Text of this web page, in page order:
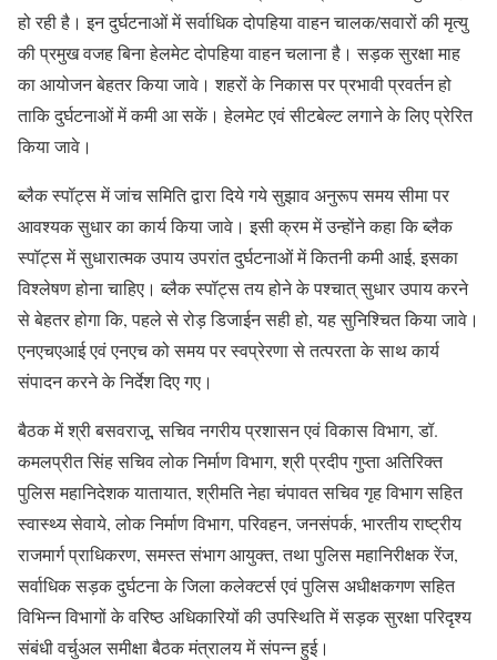
हो रही है। इन दुर्घटनाओं में सर्वाधिक दोपहिया वाहन चालक/सवारों की मृत्यु
की प्रमुख वजह बिना हेलमेट दोपहिया वाहन चलाना है। सड़क सुरक्षा माह
का आयोजन बेहतर किया जावे। शहरों के निकास पर प्रभावी प्रवर्तन हो
ताकि दुर्घटनाओं में कमी आ सकें। हेलमेट एवं सीटबेल्ट लगाने के लिए प्रेरित
किया जावे।
ब्लैक स्पॉट्स में जांच समिति द्वारा दिये गये सुझाव अनुरूप समय सीमा पर
आवश्यक सुधार का कार्य किया जावे। इसी क्रम में उन्होंने कहा कि ब्लैक
स्पॉट्स में सुधारात्मक उपाय उपरांत दुर्घटनाओं में कितनी कमी आई, इसका
विश्लेषण होना चाहिए। ब्लैक स्पॉट्स तय होने के पश्चात् सुधार उपाय करने
से बेहतर होगा कि, पहले से रोड़ डिजाईन सही हो, यह सुनिश्चित किया जावे।
एनएचएआई एवं एनएच को समय पर स्वप्रेरणा से तत्परता के साथ कार्य
संपादन करने के निर्देश दिए गए।
बैठक में श्री बसवराजू, सचिव नगरीय प्रशासन एवं विकास विभाग, डॉ.
कमलप्रीत सिंह सचिव लोक निर्माण विभाग, श्री प्रदीप गुप्ता अतिरिक्त
पुलिस महानिदेशक यातायात, श्रीमति नेहा चंपावत सचिव गृह विभाग सहित
स्वास्थ्य सेवाये, लोक निर्माण विभाग, परिवहन, जनसंपर्क, भारतीय राष्ट्रीय
राजमार्ग प्राधिकरण, समस्त संभाग आयुक्त, तथा पुलिस महानिरीक्षक रेंज,
सर्वाधिक सड़क दुर्घटना के जिला कलेक्टर्स एवं पुलिस अधीक्षकगण सहित
विभिन्न विभागों के वरिष्ठ अधिकारियों की उपस्थिति में सड़क सुरक्षा परिदृश्य
संबंधी वर्चुअल समीक्षा बैठक मंत्रालय में संपन्न हुई।